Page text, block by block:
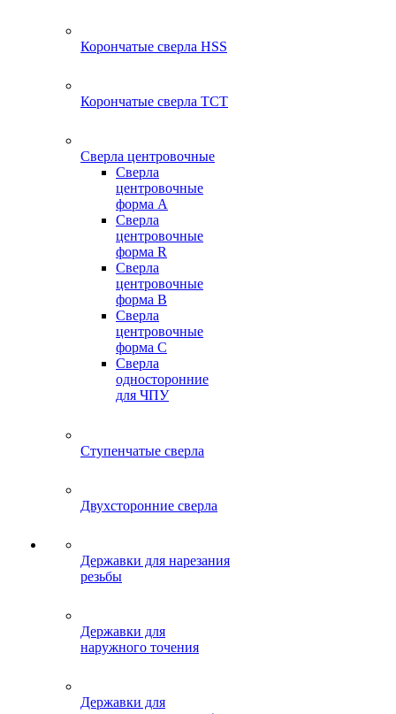
Корончатые сверла HSS
Корончатые сверла TCT
Сверла центровочные
Сверла
центровочные
форма A
Сверла
центровочные
форма R
Сверла
центровочные
форма B
Сверла
центровочные
форма C
Сверла
односторонние
для ЧПУ
Ступенчатые сверла
Двухсторонние сверла
Державки для нарезания
резьбы
Державки для
наружного точения
Державки для